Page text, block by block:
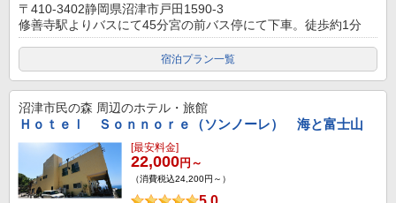
〒410-3402静岡県沼津市戸田1590-3
修善寺駅よりバスにて45分宮の前バス停にて下車。徒歩約1分
宿泊プラン一覧
沼津市民の森 周辺のホテル・旅館
Ｈｏｔｅｌ Ｓｏｎｎｏｒｅ（ソンノーレ） 海と富士山
[最安料金]
22,000円～
（消費税込24,200円～）